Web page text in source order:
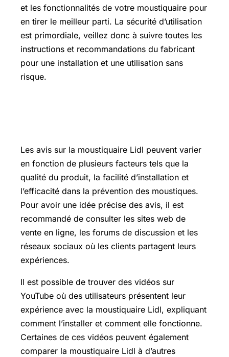
et les fonctionnalités de votre moustiquaire pour
en tirer le meilleur parti. La sécurité d’utilisation
est primordiale, veillez donc à suivre toutes les
instructions et recommandations du fabricant
pour une installation et une utilisation sans
risque.
Les avis sur la moustiquaire Lidl peuvent varier
en fonction de plusieurs facteurs tels que la
qualité du produit, la facilité d’installation et
l’efficacité dans la prévention des moustiques.
Pour avoir une idée précise des avis, il est
recommandé de consulter les sites web de
vente en ligne, les forums de discussion et les
réseaux sociaux où les clients partagent leurs
expériences.
Il est possible de trouver des vidéos sur
YouTube où des utilisateurs présentent leur
expérience avec la moustiquaire Lidl, expliquant
comment l’installer et comment elle fonctionne.
Certaines de ces vidéos peuvent également
comparer la moustiquaire Lidl à d’autres